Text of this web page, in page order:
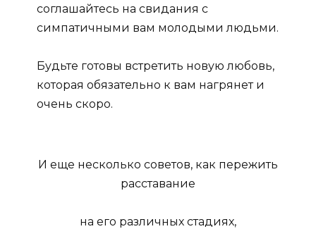
соглашайтесь на свидания с
симпатичными вам молодыми людьми.
Будьте готовы встретить новую любовь,
которая обязательно к вам нагрянет и
очень скоро.
И еще несколько советов, как пережить
расставание
на его различных стадиях,